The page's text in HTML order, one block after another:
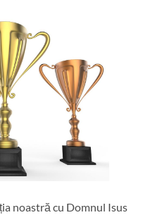
noastră cu Domnul Isus